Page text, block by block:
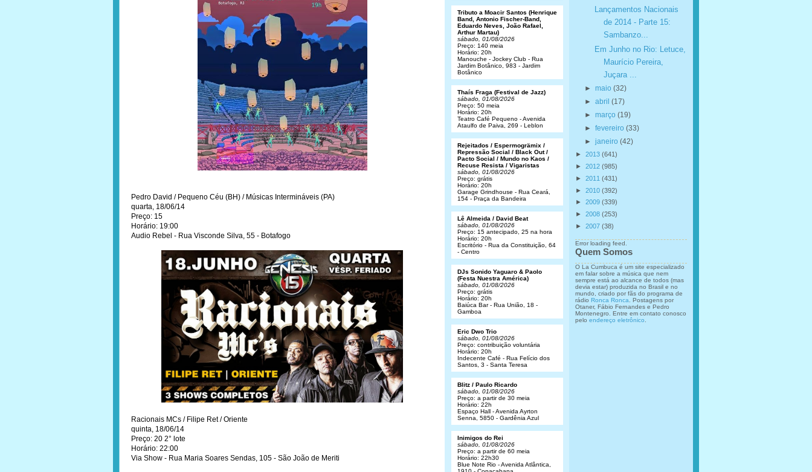
Pedro David / Pequeno Céu (BH) / Músicas Intermináveis (PA)
quarta, 18/06/14
Preço: 15
Horário: 19:00
Audio Rebel - Rua Visconde Silva, 55 - Botafogo
Racionais MCs / Filipe Ret / Oriente
quinta, 18/06/14
Preço: 20 2° lote
Horário: 22:00
Via Show - Rua Maria Soares Sendas, 105 - São João de Meriti
Lançamentos Nacionais
de 2014 - Parte 15:
Sambanzo...
Em Junho no Rio: Letuce,
Maurício Pereira,
Juçara ...
► maio (32)
► abril (17)
► março (19)
► fevereiro (33)
► janeiro (42)
► 2013 (641)
► 2012 (985)
► 2011 (431)
► 2010 (392)
► 2009 (339)
► 2008 (253)
► 2007 (38)
Error loading feed.
Quem Somos
O La Cumbuca é um site especializado
em falar sobre a música que nem
sempre está ao alcance de todos (mas
devia estar) produzida no Brasil e no
mundo, criado por fãs do programa de
rádio Ronca Ronca . Postagens por
Otaner, Fábio Fernandes e Pedro
Montenegro. Entre em contato conosco
pelo endereço eletrônico
Tributo a Moacir Santos (Henrique
Band, Antonio Fischer-Band,
Eduardo Neves, João Rafael,
Arthur Martau)
sábado, 01/08/2026
Preço: 140 meia
Horário: 20h
Manouche - Jockey Club - Rua
Jardim Botânico, 983 - Jardim
Botânico
Thaís Fraga (Festival de Jazz)
sábado, 01/08/2026
Preço: 50 meia
Horário: 20h
Teatro Café Pequeno - Avenida
Ataulfo de Paiva, 269 - Leblon
Rejeitados / Espermogrämix /
Repressão Social / Black Out /
Pacto Social / Mundo no Kaos /
Recuse Resista / Vigaristas
sábado, 01/08/2026
Preço: grátis
Horário: 20h
Garage Grindhouse - Rua Ceará,
154 - Praça da Bandeira
Lê Almeida / David Beat
sábado, 01/08/2026
Preço: 15 antecipado, 25 na hora
Horário: 20h
Escritório - Rua da Constituição, 64
- Centro
DJs Sonido Yaguaro & Paolo
(Festa Nuestra América)
sábado, 01/08/2026
Preço: grátis
Horário: 20h
Baiúca Bar - Rua União, 18 -
Gamboa
Eric Dwo Trio
sábado, 01/08/2026
Preço: contribuição voluntária
Horário: 20h
Indecente Café - Rua Felício dos
Santos, 3 - Santa Teresa
Blitz / Paulo Ricardo
sábado, 01/08/2026
Preço: a partir de 30 meia
Horário: 22h
Espaço Hall - Avenida Ayrton
Senna, 5850 - Gardênia Azul
Inimigos do Rei
sábado, 01/08/2026
Preço: a partir de 60 meia
Horário: 22h30
Blue Note Rio - Avenida Atlântica,